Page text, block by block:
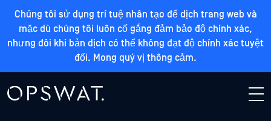
Chúng tôi sử dụng trí tuệ nhân tạo để dịch trang web và
mặc dù chúng tôi luôn cố gắng đảm bảo độ chính xác,
nhưng đôi khi bản dịch có thể không đạt độ chính xác tuyệt
đối. Mong quý vị thông cảm.